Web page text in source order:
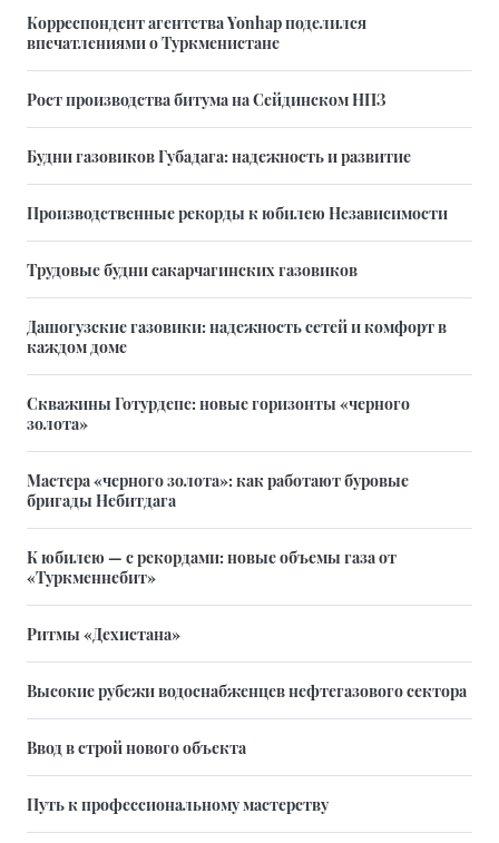
Корреспондент агентства Yonhap поделился
впечатлениями о Туркменистане
Рост производства битума на Сейдинском НПЗ
Будни газовиков Губадага: надежность и развитие
Производственные рекорды к юбилею Независимости
Трудовые будни сакарчагинских газовиков
Дашогузские газовики: надежность сетей и комфорт в
каждом доме
Скважины Готурдепе: новые горизонты «черного
золота»
Мастера «черного золота»: как работают буровые
бригады Небитдага
К юбилею — с рекордами: новые объемы газа от
«Туркменнебит»
Ритмы «Дехистана»
Высокие рубежи водоснабженцев нефтегазового сектора
Ввод в строй нового объекта
Путь к профессиональному мастерству